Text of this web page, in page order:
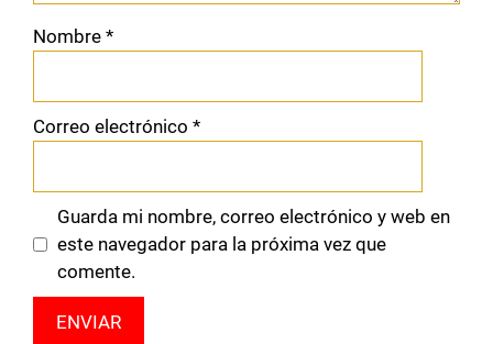
Nombre *
Correo electrónico *
Guarda mi nombre, correo electrónico y web en
este navegador para la próxima vez que
comente.